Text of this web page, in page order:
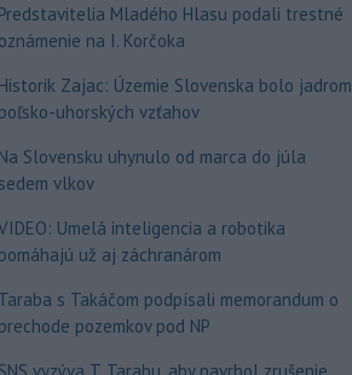
Predstavitelia Mladého Hlasu podali trestné
oznámenie na I. Korčoka
Historik Zajac: Územie Slovenska bolo jadrom
poľsko-uhorských vzťahov
Na Slovensku uhynulo od marca do júla
sedem vlkov
Umelá inteligencia a robotika
pomáhajú už aj záchranárom
Taraba s Takáčom podpísali memorandum o
prechode pozemkov pod NP